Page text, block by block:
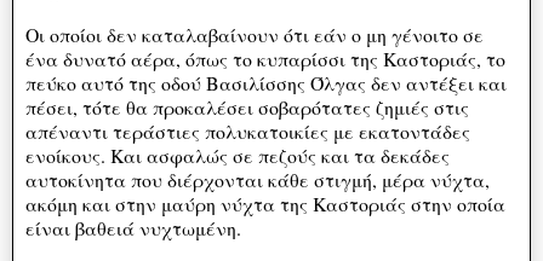
Οι οποίοι δεν καταλαβαίνουν ότι εάν ο μη γένοιτο σε
ένα δυνατό αέρα, όπως το κυπαρίσσι της Καστοριάς, το
πεύκο αυτό της οδού Βασιλίσσης Όλγας δεν αντέξει και
πέσει, τότε θα προκαλέσει σοβαρότατες ζημιές στις
απέναντι τεράστιες πολυκατοικίες με εκατοντάδες
ενοίκους. Και ασφαλώς σε πεζούς και τα δεκάδες
αυτοκίνητα που διέρχονται κάθε στιγμή, μέρα νύχτα,
ακόμη και στην μαύρη νύχτα της Καστοριάς στην οποία
είναι βαθειά νυχτωμένη.